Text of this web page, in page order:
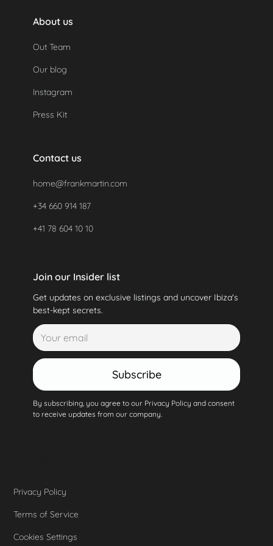
About us
Out Team
Our blog
Instagram
Press Kit
Contact us
home@frankmartin.com
+34 660 914 187
+41 78 604 10 10
Join our Insider list
Get updates on exclusive listings and uncover Ibiza's
best-kept secrets.
Subscribe
By subscribing, you agree to our Privacy Policy and consent
to receive updates from our company.
Privacy Policy
Terms of Service
Cookies Settings